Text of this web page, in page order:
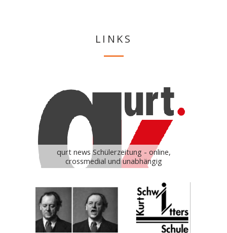
LINKS
qurt news Schülerzeitung - online,
crossmedial und unabhängig